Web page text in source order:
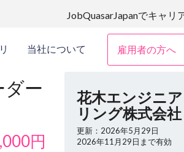
JobQuasarJapanでキャリ
当社について 雇用者の方へ
ー
円
花木エンジニア
リング株式会社
更新：2026年5月29日
2026年11月29日まで有効